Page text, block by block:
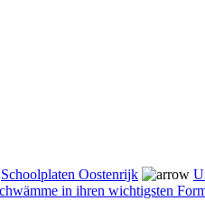
Schoolplaten Oostenrijk
in ihren wichtigsten